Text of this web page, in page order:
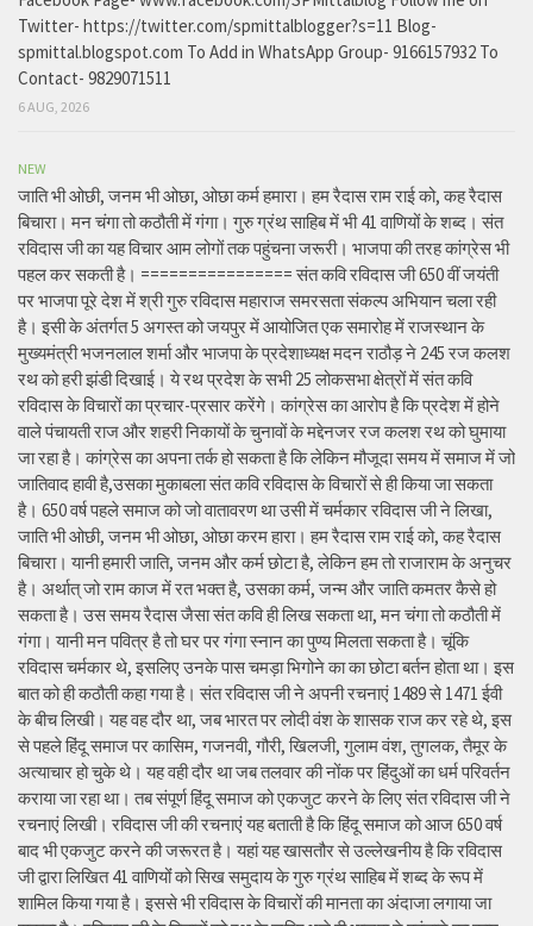
Twitter- https://twitter.com/spmittalblogger?s=11 Blog-
spmittal.blogspot.com To Add in WhatsApp Group- 9166157932 To
Contact- 9829071511
6 AUG, 2026
NEW
जाति भी ओछी, जनम भी ओछा, ओछा कर्म हमारा। हम रैदास राम राई को, कह रैदास
बिचारा। मन चंगा तो कठौती में गंगा। गुरु ग्रंथ साहिब में भी 41 वाणियों के शब्द। संत
रविदास जी का यह विचार आम लोगों तक पहुंचना जरूरी। भाजपा की तरह कांग्रेस भी
पहल कर सकती है। ================ संत कवि रविदास जी 650 वीं जयंती
पर भाजपा पूरे देश में श्री गुरु रविदास महाराज समरसता संकल्प अभियान चला रही
है। इसी के अंतर्गत 5 अगस्त को जयपुर में आयोजित एक समारोह में राजस्थान के
मुख्यमंत्री भजनलाल शर्मा और भाजपा के प्रदेशाध्यक्ष मदन राठौड़ ने 245 रज कलश
रथ को हरी झंडी दिखाई। ये रथ प्रदेश के सभी 25 लोकसभा क्षेत्रों में संत कवि
रविदास के विचारों का प्रचार-प्रसार करेंगे। कांग्रेस का आरोप है कि प्रदेश में होने
वाले पंचायती राज और शहरी निकायों के चुनावों के मद्देनजर रज कलश रथ को घुमाया
जा रहा है। कांग्रेस का अपना तर्क हो सकता है कि लेकिन मौजूदा समय में समाज में जो
जातिवाद हावी है,उसका मुकाबला संत कवि रविदास के विचारों से ही किया जा सकता
है। 650 वर्ष पहले समाज को जो वातावरण था उसी में चर्मकार रविदास जी ने लिखा,
जाति भी ओछी, जनम भी ओछा, ओछा करम हारा। हम रैदास राम राई को, कह रैदास
बिचारा। यानी हमारी जाति, जनम और कर्म छोटा है, लेकिन हम तो राजाराम के अनुचर
है। अर्थात् जो राम काज में रत भक्त है, उसका कर्म, जन्म और जाति कमतर कैसे हो
सकता है। उस समय रैदास जैसा संत कवि ही लिख सकता था, मन चंगा तो कठौती में
गंगा। यानी मन पवित्र है तो घर पर गंगा स्नान का पुण्य मिलता सकता है। चूंकि
रविदास चर्मकार थे, इसलिए उनके पास चमड़ा भिगोने का का छोटा बर्तन होता था। इस
बात को ही कठौती कहा गया है। संत रविदास जी ने अपनी रचनाएं 1489 से 1471 ईवी
के बीच लिखी। यह वह दौर था, जब भारत पर लोदी वंश के शासक राज कर रहे थे, इस
से पहले हिंदू समाज पर कासिम, गजनवी, गौरी, खिलजी, गुलाम वंश, तुगलक, तैमूर के
अत्याचार हो चुके थे। यह वही दौर था जब तलवार की नोंक पर हिंदुओं का धर्म परिवर्तन
कराया जा रहा था। तब संपूर्ण हिंदू समाज को एकजुट करने के लिए संत रविदास जी ने
रचनाएं लिखी। रविदास जी की रचनाएं यह बताती है कि हिंदू समाज को आज 650 वर्ष
बाद भी एकजुट करने की जरूरत है। यहां यह खासतौर से उल्लेखनीय है कि रविदास
जी द्वारा लिखित 41 वाणियोंं को सिख समुदाय के गुरु ग्रंथ साहिब में शब्द के रूप में
शामिल किया गया है। इससे भी रविदास के विचारों की मानता का अंदाजा लगाया जा